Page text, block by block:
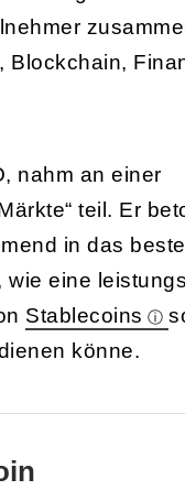
Blockchain,
nahm an einer
teil. Er
in das
wie eine
Stablecoins
könne.